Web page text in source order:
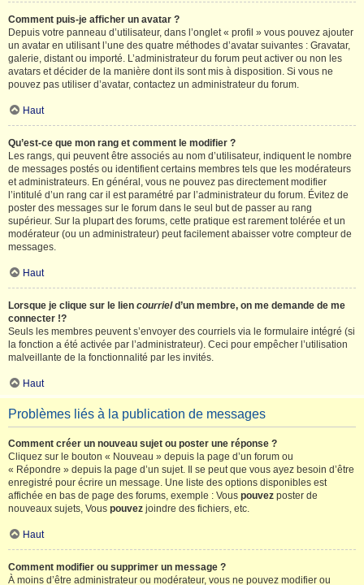
Comment puis-je afficher un avatar ?
Depuis votre panneau d’utilisateur, dans l’onglet « profil » vous pouvez ajouter
un avatar en utilisant l’une des quatre méthodes d’avatar suivantes : Gravatar,
galerie, distant ou importé. L’administrateur du forum peut activer ou non les
avatars et décider de la manière dont ils sont mis à disposition. Si vous ne
pouvez pas utiliser d’avatar, contactez un administrateur du forum.
Haut
Qu’est-ce que mon rang et comment le modifier ?
Les rangs, qui peuvent être associés au nom d’utilisateur, indiquent le nombre
de messages postés ou identifient certains membres tels que les modérateurs
et administrateurs. En général, vous ne pouvez pas directement modifier
l’intitulé d’un rang car il est paramétré par l’administrateur du forum. Évitez de
poster des messages sur le forum dans le seul but de passer au rang
supérieur. Sur la plupart des forums, cette pratique est rarement tolérée et un
modérateur (ou un administrateur) peut facilement abaisser votre compteur de
messages.
Haut
Lorsque je clique sur le lien courrield’un membre, on me demande de me
connecter !?
Seuls les membres peuvent s’envoyer des courriels via le formulaire intégré (si
la fonction a été activée par l’administrateur). Ceci pour empêcher l’utilisation
malveillante de la fonctionnalité par les invités.
Haut
Problèmes liés à la publication de messages
Comment créer un nouveau sujet ou poster une réponse ?
Cliquez sur le bouton « Nouveau » depuis la page d’un forum ou
« Répondre » depuis la page d’un sujet. Il se peut que vous ayez besoin d’être
enregistré pour écrire un message. Une liste des options disponibles est
affichée en bas de page des forums, exemple : Vous pouvez poster de
nouveaux sujets, Vous pouvez joindre des fichiers, etc.
Haut
Comment modifier ou supprimer un message ?
À moins d’être administrateur ou modérateur, vous ne pouvez modifier ou